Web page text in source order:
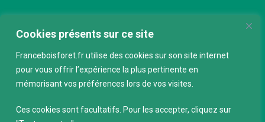
Cookies présents sur ce site
Franceboisforet.fr utilise des cookies sur son site internet
pour vous offrir l’expérience la plus pertinente en
mémorisant vos préférences lors de vos visites.
Ces cookies sont facultatifs. Pour les accepter, cliquez sur
Nous contacter
ABONNEZ-VOUS À LA NEWSLETTER
E-mail*